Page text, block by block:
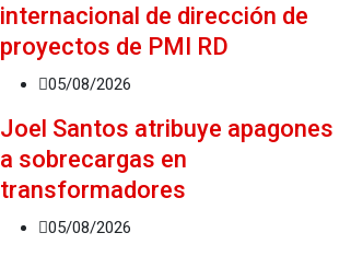
internacional de dirección de
proyectos de PMI RD
05/08/2026
Joel Santos atribuye apagones
a sobrecargas en
transformadores
05/08/2026